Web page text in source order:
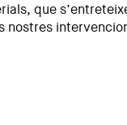
que
nostres